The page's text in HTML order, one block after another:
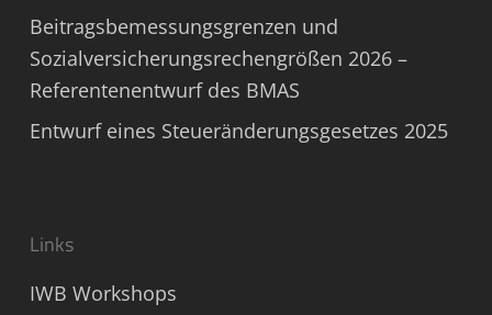
Beitragsbemessungsgrenzen und
Sozialversicherungsrechengrößen 2026 –
Referentenentwurf des BMAS
Entwurf eines Steueränderungsgesetzes 2025
Links
IWB Workshops